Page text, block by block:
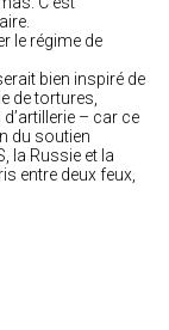
le régime de
bien inspiré de
de tortures,
– car ce
du soutien
la Russie et la
entre deux feux,